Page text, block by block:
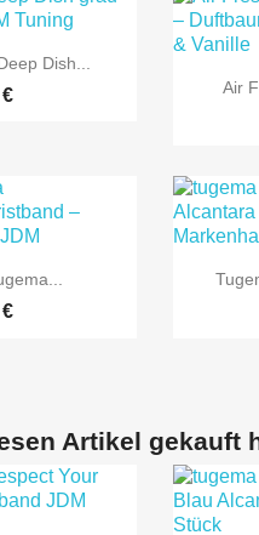
Dish...
Air
Artikel gekauft